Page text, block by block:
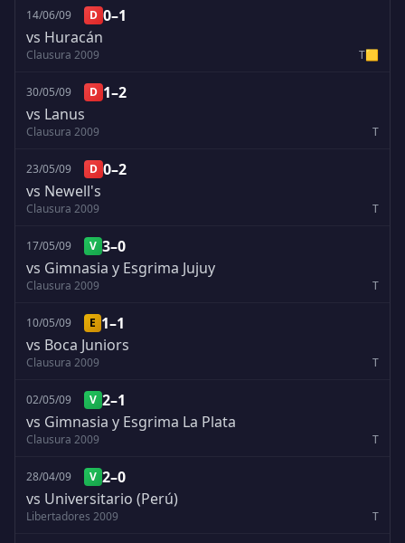
14/06/09 D 0–1
vs Huracán
Clausura 2009 T🟨
30/05/09 D 1–2
vs Lanus
Clausura 2009 T
23/05/09 D 0–2
vs Newell's
Clausura 2009 T
17/05/09 V 3–0
vs Gimnasia y Esgrima Jujuy
Clausura 2009 T
10/05/09 E 1–1
vs Boca Juniors
Clausura 2009 T
02/05/09 V 2–1
vs Gimnasia y Esgrima La Plata
Clausura 2009 T
28/04/09 V 2–0
vs Universitario (Perú)
Libertadores 2009 T